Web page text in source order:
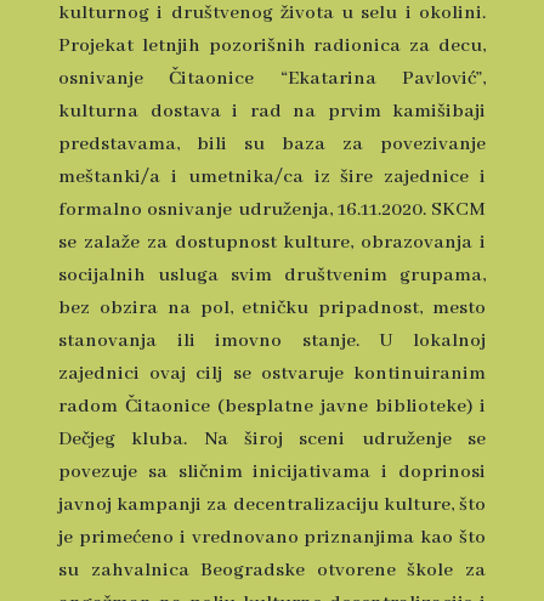
kulturnog i društvenog života u selu i okolini.
Projekat letnjih pozorišnih radionica za decu,
osnivanje Čitaonice “Ekatarina Pavlović”,
kulturna dostava i rad na prvim kamišibaji
predstavama, bili su baza za povezivanje
meštanki/a i umetnika/ca iz šire zajednice i
formalno osnivanje udruženja, 16.11.2020. SKCM
se zalaže za dostupnost kulture, obrazovanja i
socijalnih usluga svim društvenim grupama,
bez obzira na pol, etničku pripadnost, mesto
stanovanja ili imovno stanje. U lokalnoj
zajednici ovaj cilj se ostvaruje kontinuiranim
radom Čitaonice (besplatne javne biblioteke) i
Dečjeg kluba. Na široj sceni udruženje se
povezuje sa sličnim inicijativama i doprinosi
javnoj kampanji za decentralizaciju kulture, što
je primećeno i vrednovano priznanjima kao što
su zahvalnica Beogradske otvorene škole za